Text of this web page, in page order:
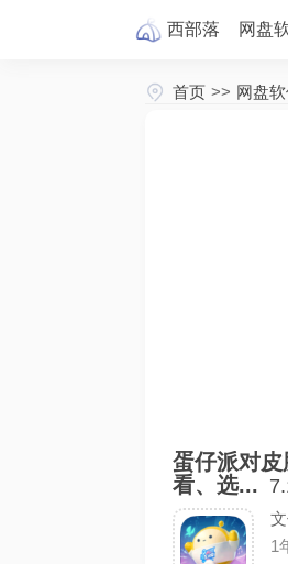
西部落 网盘
首页 >> 网盘
蛋仔派对
看、选...
1